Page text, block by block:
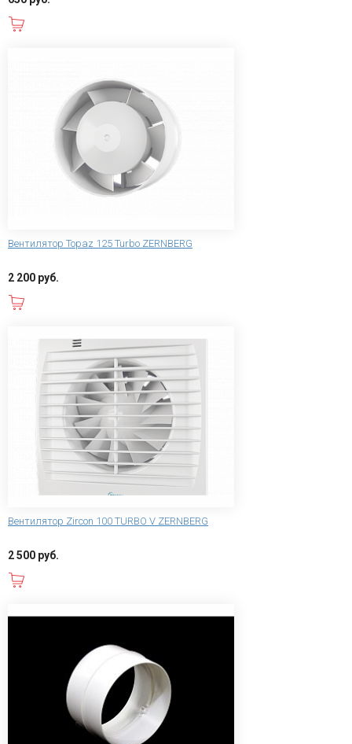
Вентилятор Topaz 125 Turbo ZERNBERG
2 200 руб.
Вентилятор Zircon 100 TURBO V ZERNBERG
2 500 руб.